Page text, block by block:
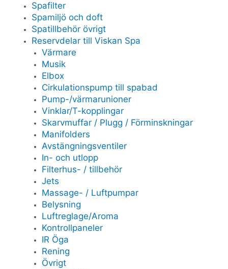
Spafilter
Spamiljö och doft
Spatillbehör övrigt
Reservdelar till Viskan Spa
Värmare
Musik
Elbox
Cirkulationspump till spabad
Pump-/värmarunioner
Vinklar/T-kopplingar
Skarvmuffar / Plugg / Förminskningar
Manifolders
Avstängningsventiler
In- och utlopp
Filterhus- / tillbehör
Jets
Massage- / Luftpumpar
Belysning
Luftreglage/Aroma
Kontrollpaneler
IR Öga
Rening
Övrigt